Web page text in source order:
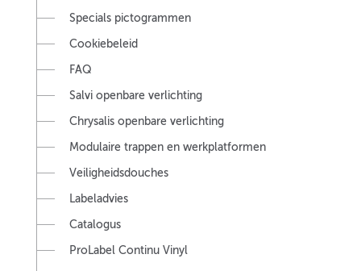
Specials pictogrammen
Cookiebeleid
FAQ
Salvi openbare verlichting
Chrysalis openbare verlichting
Modulaire trappen en werkplatformen
Veiligheidsdouches
Labeladvies
Catalogus
ProLabel Continu Vinyl